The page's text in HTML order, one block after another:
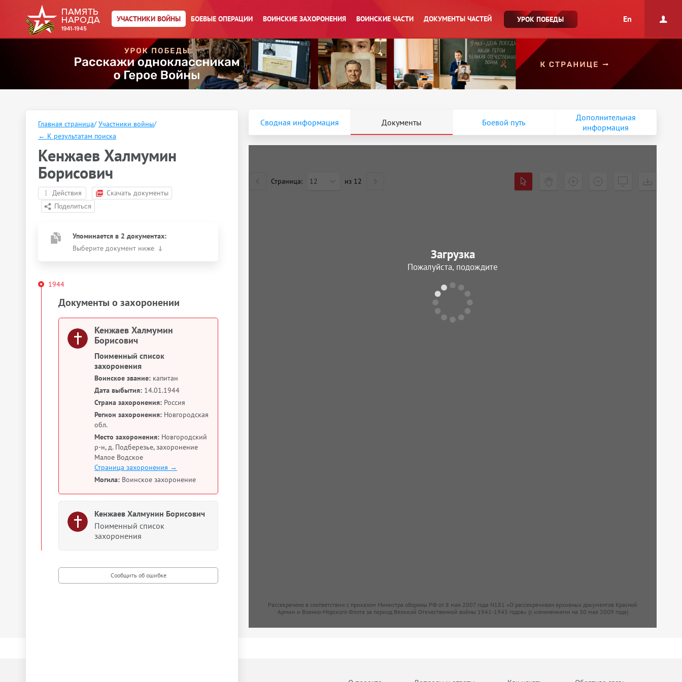
УЧАСТНИКИ ВОЙНЫ БОЕВЫЕ ОПЕРАЦИИ ВОИНСКИЕ ЗАХОРОНЕНИЯ ВОИНСКИЕ ЧАСТИ ДОКУМЕНТЫ ЧАСТЕЙ УРОК ПОБЕДЫ En
Главная страница/ Участники войны/
← К результатам поиска
Кенжаев Халмумин
Борисович
Действия Скачать документы
Упоминается в 2 документах:
Выберите документ ниже
1944
Документы о захоронении
Кенжаев Халмумин
Борисович
Поименный список
захоронения
Воинское звание: капитан
Дата выбытия: 14.01.1944
Страна захоронения: Россия
Регион захоронения: Новгородская
обл.
Место захоронения: Новгородский
р-н, д. Подберезье, захоронение
Малое Водское
Страница захоронения →
Могила: Воинское захоронение
Кенжаев Халмунин Борисович
Поименный список
захоронения
Сводная информация Документы Боевой путь
Дополнительная
информация
Страница: 12 из 12
Рассекречено в соответствии с приказом Министра обороны РФ от 8 мая 2007 года N181 «О рассекречиван архивных документов Красной
Армии и Военно-Морского Флота за период Великой Отечественной войны 1941-1945 годов» (с изменениями на 30 мая 2009 года)
Загрузка
Пожалуйста, подождите